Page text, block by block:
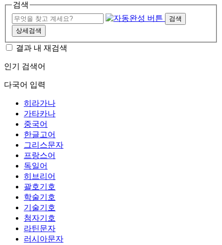
검색
검색
상세검색
결과 내 재검색
인기 검색어
다국어 입력
히라가나
가타카나
중국어
한글고어
그리스문자
프랑스어
독일어
히브리어
괄호기호
학술기호
기술기호
첨자기호
라틴문자
러시아문자